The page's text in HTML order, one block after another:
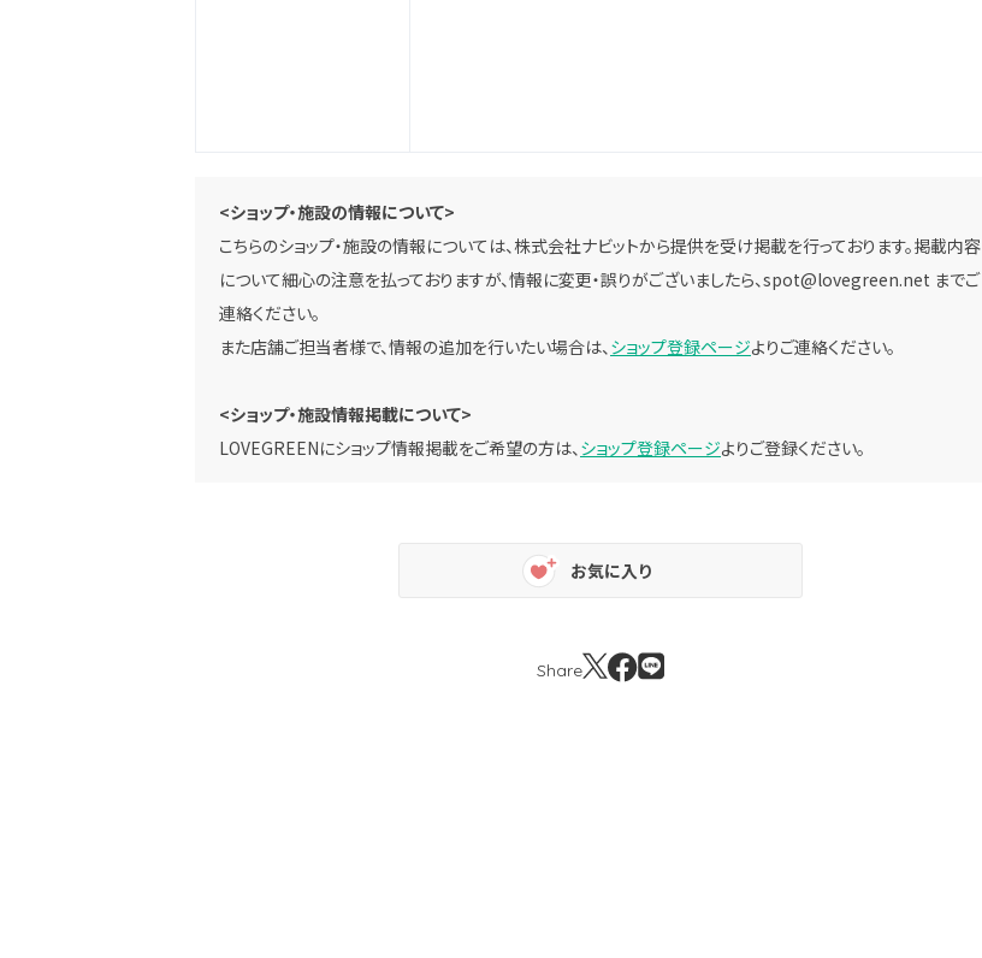
<ショップ・施設の情報について>
こちらのショップ・施設の情報については、株式会社ナビットから提供を受け掲載を行っております。掲載内容
について細心の注意を払っておりますが、情報に変更・誤りがございましたら、spot@lovegreen.net までご
連絡ください。
また店舗ご担当者様で、情報の追加を行いたい場合は、ショップ登録ページよりご連絡ください。
<ショップ・施設情報掲載について>
LOVEGREENにショップ情報掲載をご希望の方は、ショップ登録ページよりご登録ください。
お気に入り
Share